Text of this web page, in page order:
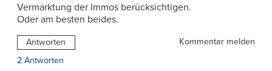
Vermarktung der Immos berücksichtigen.
Oder am besten beides.
Antworten
Kommentar melden
2 Antworten